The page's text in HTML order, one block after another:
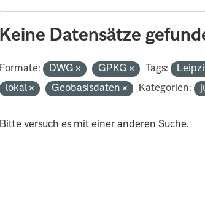
Keine Datensätze
Formate: DWG GPKG Tags:
lokal
Geobasisdaten Kategorien:
Bitte versuch es mit einer anderen Suche.